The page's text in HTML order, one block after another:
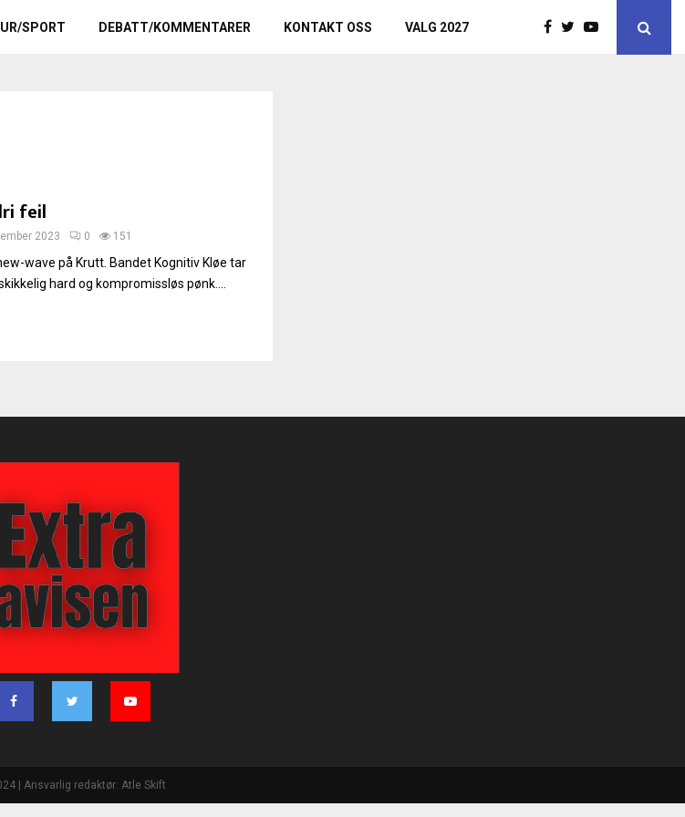
SPORT DEBATT/KOMMENTARER KONTAKT OSS VALG 2027
feil
2023 0 151
wave på Krutt. Bandet Kognitiv Kløe tar
hard og kompromissløs pønk....
| Ansvarlig redaktør: Atle Skift